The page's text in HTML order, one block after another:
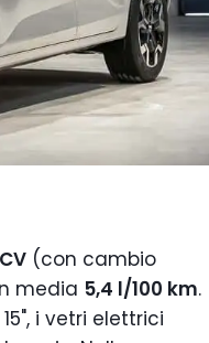
(con cambio
media 5,4 l/100 km.
i vetri elettrici